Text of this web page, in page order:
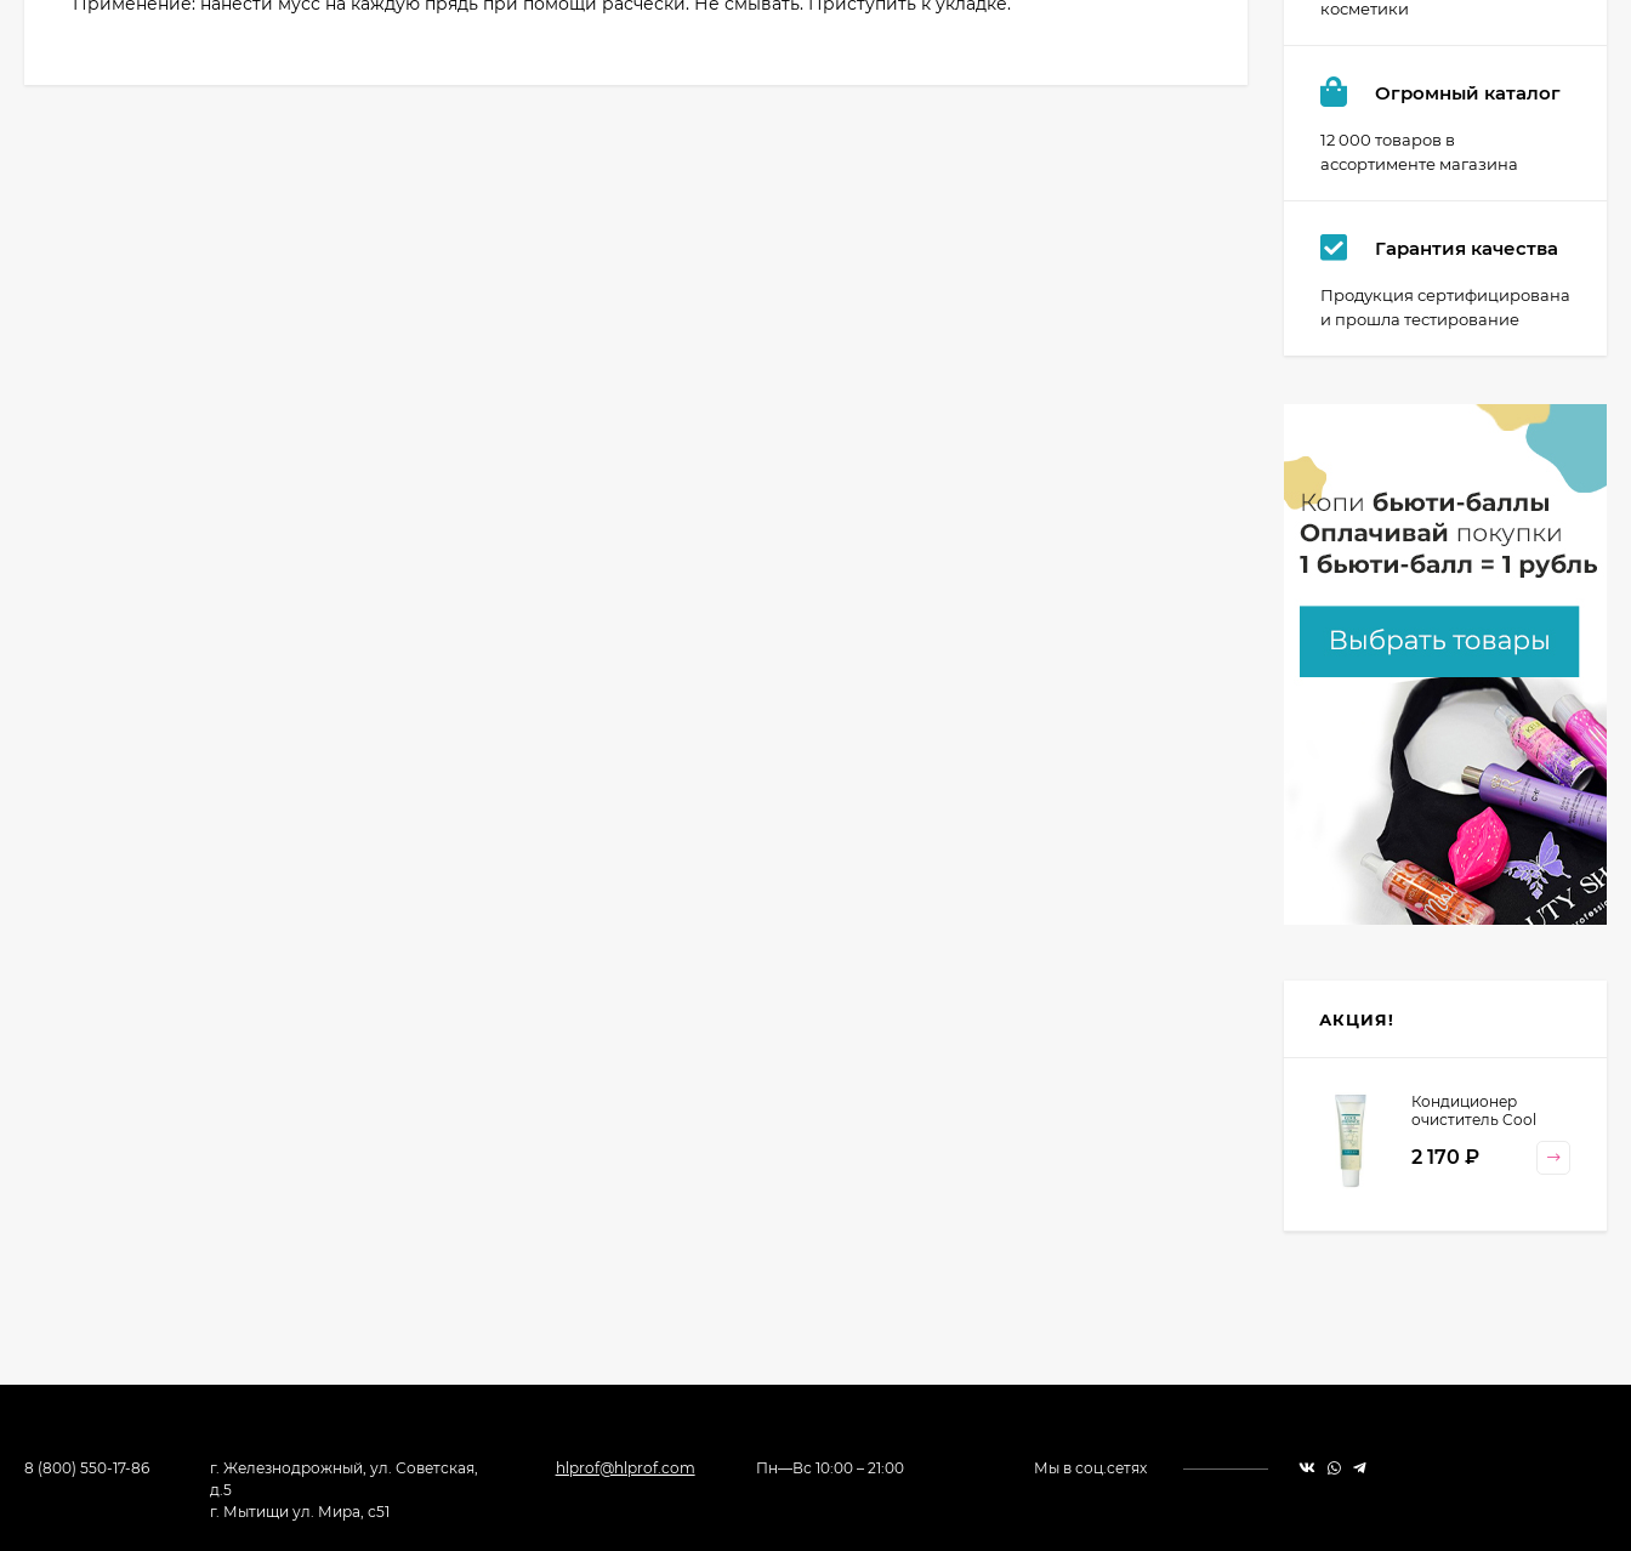
косметики
Огромный каталог
12 000 товаров в
ассортименте магазина
Гарантия качества
Продукция сертифицирована
и прошла тестирование
АКЦИЯ!
Кондиционер
очиститель Cool
Cosmetics, 130 гр
2 170 ₽
8 (800) 550-17-86
г. Железнодрожный, ул. Советская,
д.5
г. Мытищи ул. Мира, с51
hlprof@hlprof.com Пн—Вс 10:00 – 21:00 Мы в соц.сетях